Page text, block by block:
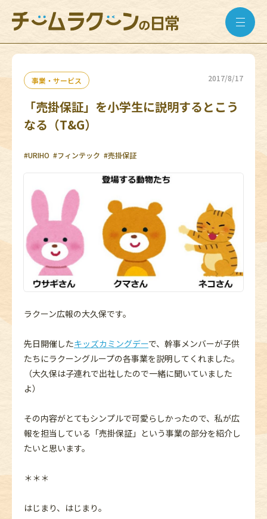
事業・サービス 2017/8/17
「売掛保証」を小学生に説明するとこう
なる（T&G）
#URIHO #フィンテック #売掛保証
ラクーン広報の大久保です。
先日開催したキッズカミングデーで、幹事メンバーが子供
たちにラクーングループの各事業を説明してくれました。
（大久保は子連れで出社したので一緒に聞いていました
よ）
その内容がとてもシンプルで可愛らしかったので、私が広
報を担当している「売掛保証」という事業の部分を紹介し
たいと思います。
＊＊＊
はじまり、はじまり。